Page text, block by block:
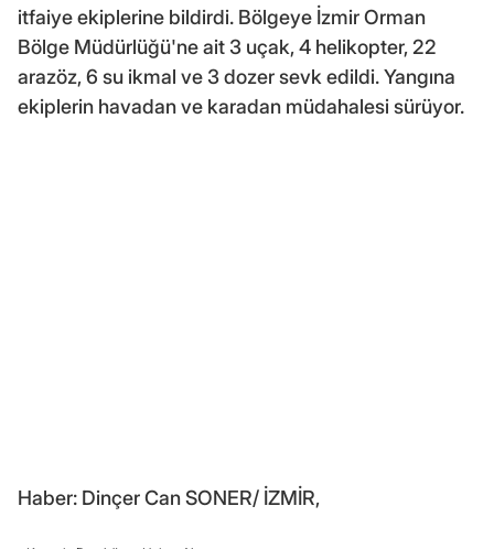
itfaiye ekiplerine bildirdi. Bölgeye İzmir Orman
Bölge Müdürlüğü'ne ait 3 uçak, 4 helikopter, 22
arazöz, 6 su ikmal ve 3 dozer sevk edildi. Yangına
ekiplerin havadan ve karadan müdahalesi sürüyor.
Haber: Dinçer Can SONER/ İZMİR,